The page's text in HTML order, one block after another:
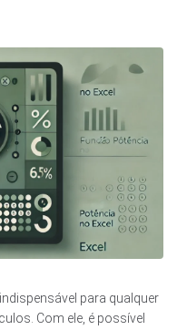
para qualquer
Com ele, é possível